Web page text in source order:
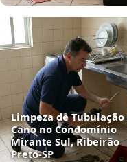
Limpeza de Tubulação
Cano no Condomínio
Mirante Sul, Ribeirão
Preto‑SP